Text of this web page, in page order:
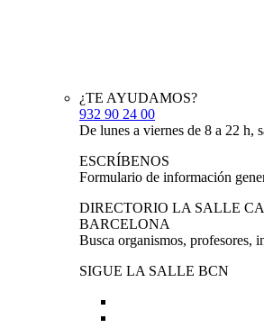
¿TE AYUDAMOS?
932 90 24 00
De lunes a viernes de 8 a 22 h,
ESCRÍBENOS
Formulario de información
DIRECTORIO LA SALLE
BARCELONA
Busca organismos, profesores,
SIGUE LA SALLE BCN